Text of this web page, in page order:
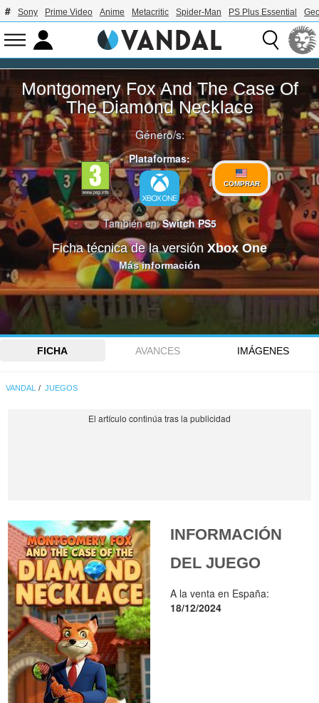
Sony Prime Video Anime Metacritic Spider-Man PS Plus Essential
Montgomery Fox And The Case Of
The Diamond Necklace
Género/s:
Plataformas:
COMPRAR
También en:Switch PS5
Ficha técnica de la versiónXbox One
Más información
FICHA AVANCES IMÁGENES
VANDAL JUEGOS
INFORMACIÓN
DEL JUEGO
A la venta en España:
18/12/2024